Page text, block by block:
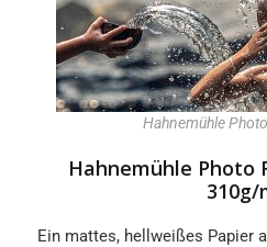
Hahnemühle
Hahnemühle Photo
310g/
Ein mattes, hellweißes Papier